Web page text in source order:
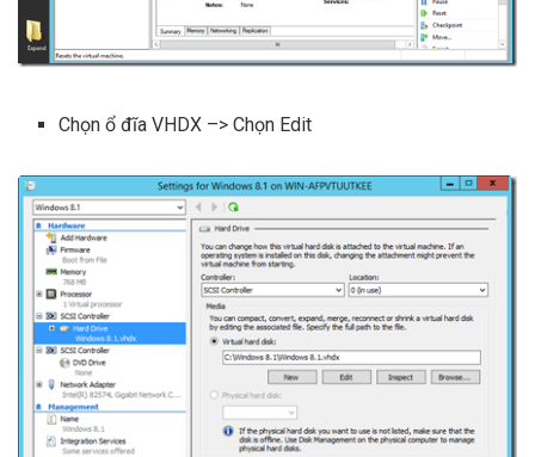
Chọn ổ đĩa VHDX –> Chọn Edit